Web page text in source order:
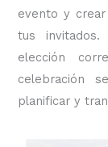
evento y
tus invitados.
elección
celebración
planificar y